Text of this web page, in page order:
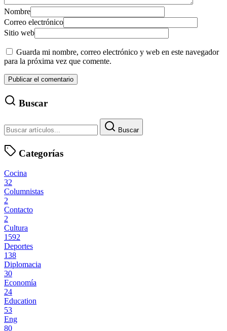
Nombre
Correo electrónico
Sitio web
Guarda mi nombre, correo electrónico y web en este navegador
para la próxima vez que comente.
Buscar
Buscar
Categorías
Cocina
32
Columnistas
2
Contacto
2
Cultura
1592
Deportes
138
Diplomacia
30
Economía
24
Education
53
Eng
80